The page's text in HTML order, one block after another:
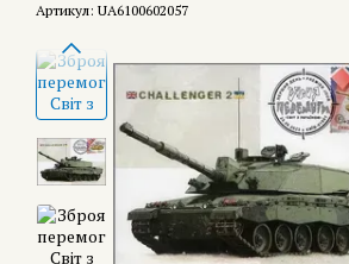
Артикул: UA6100602057